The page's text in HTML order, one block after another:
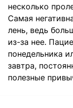
несколько
Самая
лень, ведь
из-за нее.
понедельника
завтра,
полезные